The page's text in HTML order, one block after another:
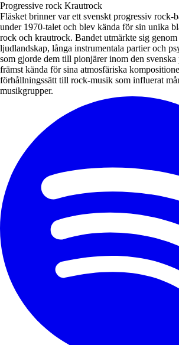
Progressive rock Krautrock
Fläsket brinner var ett svenskt progressiv rock-
under 1970-talet och blev kända för sin unika
rock och krautrock. Bandet utmärkte sig
ljudlandskap, långa instrumentala partier och
som gjorde dem till pionjärer inom den svenska
främst kända för sina atmosfäriska
förhållningssätt till rock-musik som influerat
musikgrupper.